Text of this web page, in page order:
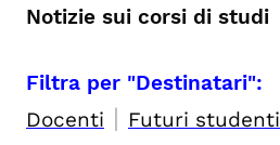
Notizie sui corsi di studi
Filtra per "Destinatari":
Docenti | Futuri studenti